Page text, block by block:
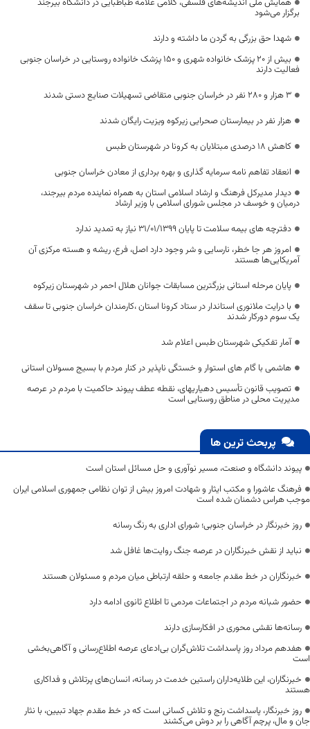
همایش ملی اندیشه‌های فلسفی، کلامی علامه طباطبایی در دانشگاه بیرجند
برگزار می‌شود
شهدا حق بزرگی به گردن ما داشته و دارند
بیش از ۲۰ پزشک خانواده شهری و ۱۵۰ پزشک خانواده روستایی در خراسان جنوبی
فعالیت دارند
۳ هزار و ۲۸۰ نفر در خراسان جنوبی متقاضی تسهیلات صنایع دستی شدند
هزار نفر در بیمارستان صحرایی زیرکوه ویزیت رایگان شدند
کاهش ۱۸ درصدی مبتلایان به کرونا در شهرستان طبس
انعقاد تفاهم نامه سرمایه گذاری و بهره برداری از معادن خراسان جنوبی
دیدار مدیرکل فرهنگ و ارشاد اسلامی استان به همراه نماینده مردم بیرجند،
درمیان و خوسف در مجلس شورای اسلامی با وزیر ارشاد
دفترچه های بیمه سلامت تا پایان 31/01/1399 نیاز به تمدید ندارد
امروز هر جا خطر، نارسایی و شر وجود دارد اصل، فرع، ریشه و هسته مرکزی آن
آمریکایی‌ها هستند
پایان مرحله استانی بزرگترین مسابقات جوانان هلال احمر در شهرستان زیرکوه
با درایت ملانوری استاندار در ستاد کرونا استان ،کارمندان خراسان جنوبی تا سقف
یک سوم دورکار شدند
آمار تفکیکی شهرستان طبس اعلام شد
هاشمی با گام های استوار و خستگی ناپذیر در کنار مردم با بسیج مسولان استانی
تصویب قانون تأسیس دهیاریهای، نقطه عطف پیوند حاکمیت با مردم در عرصه
مدیریت محلی در مناطق روستایی است
پربحث ترین ها
پیوند دانشگاه و صنعت، مسیر نوآوری و حل مسائل استان است
فرهنگ عاشورا و مکتب ایثار و شهادت امروز بیش از توان نظامی جمهوری اسلامی ایران
موجب هراس دشمنان شده است
روز خبرنگار در خراسان جنوبی؛ شورای اداری به رنگ رسانه
نباید از نقش خبرنگاران در عرصه جنگ روایت‌ها غافل شد
خبرنگاران در خط مقدم جامعه و حلقه ارتباطی میان مردم و مسئولان هستند
حضور شبانه مردم در اجتماعات مردمی تا اطلاع ثانوی ادامه دارد
رسانه‌ها نقشی محوری در افکارسازی دارند
هفدهم مرداد روز پاسداشت تلاش‌گران بی‌ادعای عرصه اطلاع‌رسانی و آگاهی‌بخشی
است
خبرنگاران، این طلایه‌داران راستین خدمت در رسانه، انسان‌های پرتلاش و فداکاری
هستند
روز خبرنگار، پاسداشت رنج و تلاش کسانی است که در خط مقدم جهاد تبیین، با نثار
جان و مال، پرچم آگاهی را بر دوش می‌کشند